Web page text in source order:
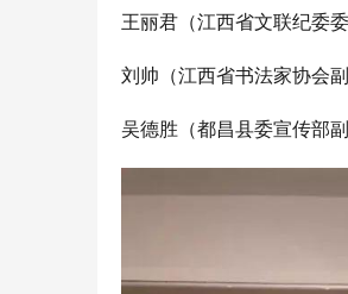
王丽君（江西省文联纪委委
刘帅（江西省书法家协会副
吴德胜（都昌县委宣传部